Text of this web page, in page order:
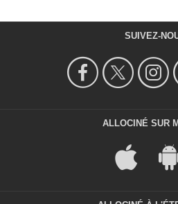
SUIVEZ-
ALLOCINÉ SUR